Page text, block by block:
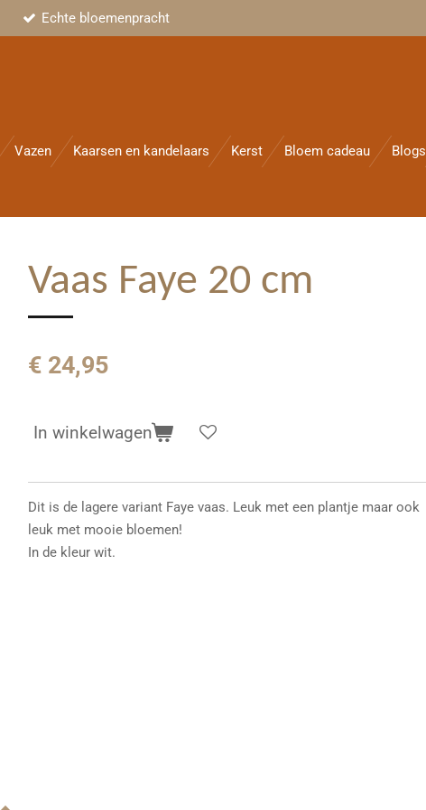
Echte bloemenpracht
Vazen Kaarsen en kandelaars Kerst Bloem cadeau Blogs
Vaas Faye 20 cm
€ 24,95
In winkelwagen
Dit is de lagere variant Faye vaas. Leuk met een plantje maar ook
leuk met mooie bloemen!
In de kleur wit.